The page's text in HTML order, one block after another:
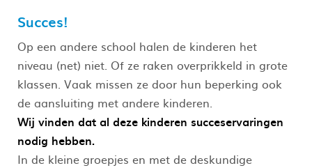
Succes!
Op een andere school halen de kinderen het
niveau (net) niet. Of ze raken overprikkeld in grote
klassen. Vaak missen ze door hun beperking ook
de aansluiting met andere kinderen.
Wij vinden dat al deze kinderen succeservaringen
nodig hebben.
In de kleine groepjes en met de deskundige